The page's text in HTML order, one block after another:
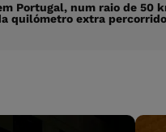
Portugal, num raio de 50
quilómetro extra